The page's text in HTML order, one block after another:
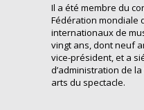
Il a été membre du
Fédération mondiale
internationaux de
vingt ans, dont neuf
vice-président, et a
d’administration de
arts du spectacle.